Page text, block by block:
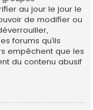
au jour le jour le
de modifier ou
forums qu’ils
empêchent que les
du contenu abusif